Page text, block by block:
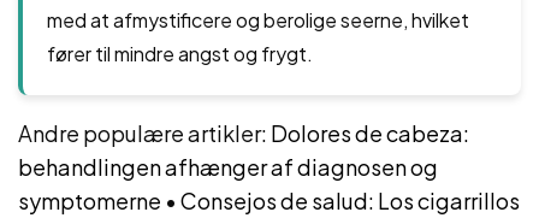
med at afmystificere og berolige seerne, hvilket
fører til mindre angst og frygt.
Andre populære artikler: Dolores de cabeza:
behandlingen afhænger af diagnosen og
symptomerne • Consejos de salud: Los cigarrillos